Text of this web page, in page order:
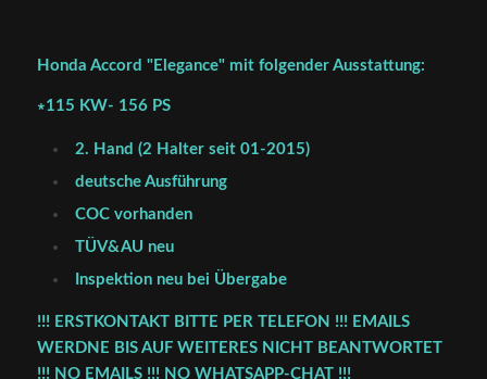
Honda Accord "Elegance" mit folgender Ausstattung:
∗115 KW- 156 PS
2. Hand (2 Halter seit 01-2015)
deutsche Ausführung
COC vorhanden
TÜV&AU neu
Inspektion neu bei Übergabe
!!! ERSTKONTAKT BITTE PER TELEFON !!! EMAILS
WERDNE BIS AUF WEITERES NICHT BEANTWORTET
!!! NO EMAILS !!! NO WHATSAPP-CHAT !!!